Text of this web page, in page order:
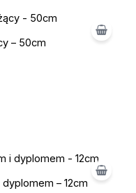
– 50cm
– 12cm